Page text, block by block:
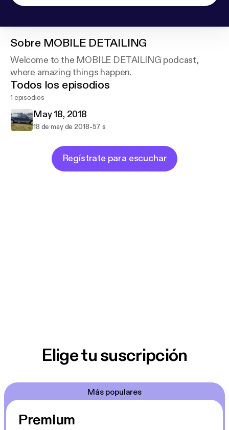
Sobre MOBILE DETAILING
Welcome to the MOBILE DETAILING podcast,
where amazing things happen.
Todos los episodios
1 episodios
May 18, 2018
18 de may de 2018-57 s
Regístrate para escuchar
Elige tu suscripción
Más populares
Premium